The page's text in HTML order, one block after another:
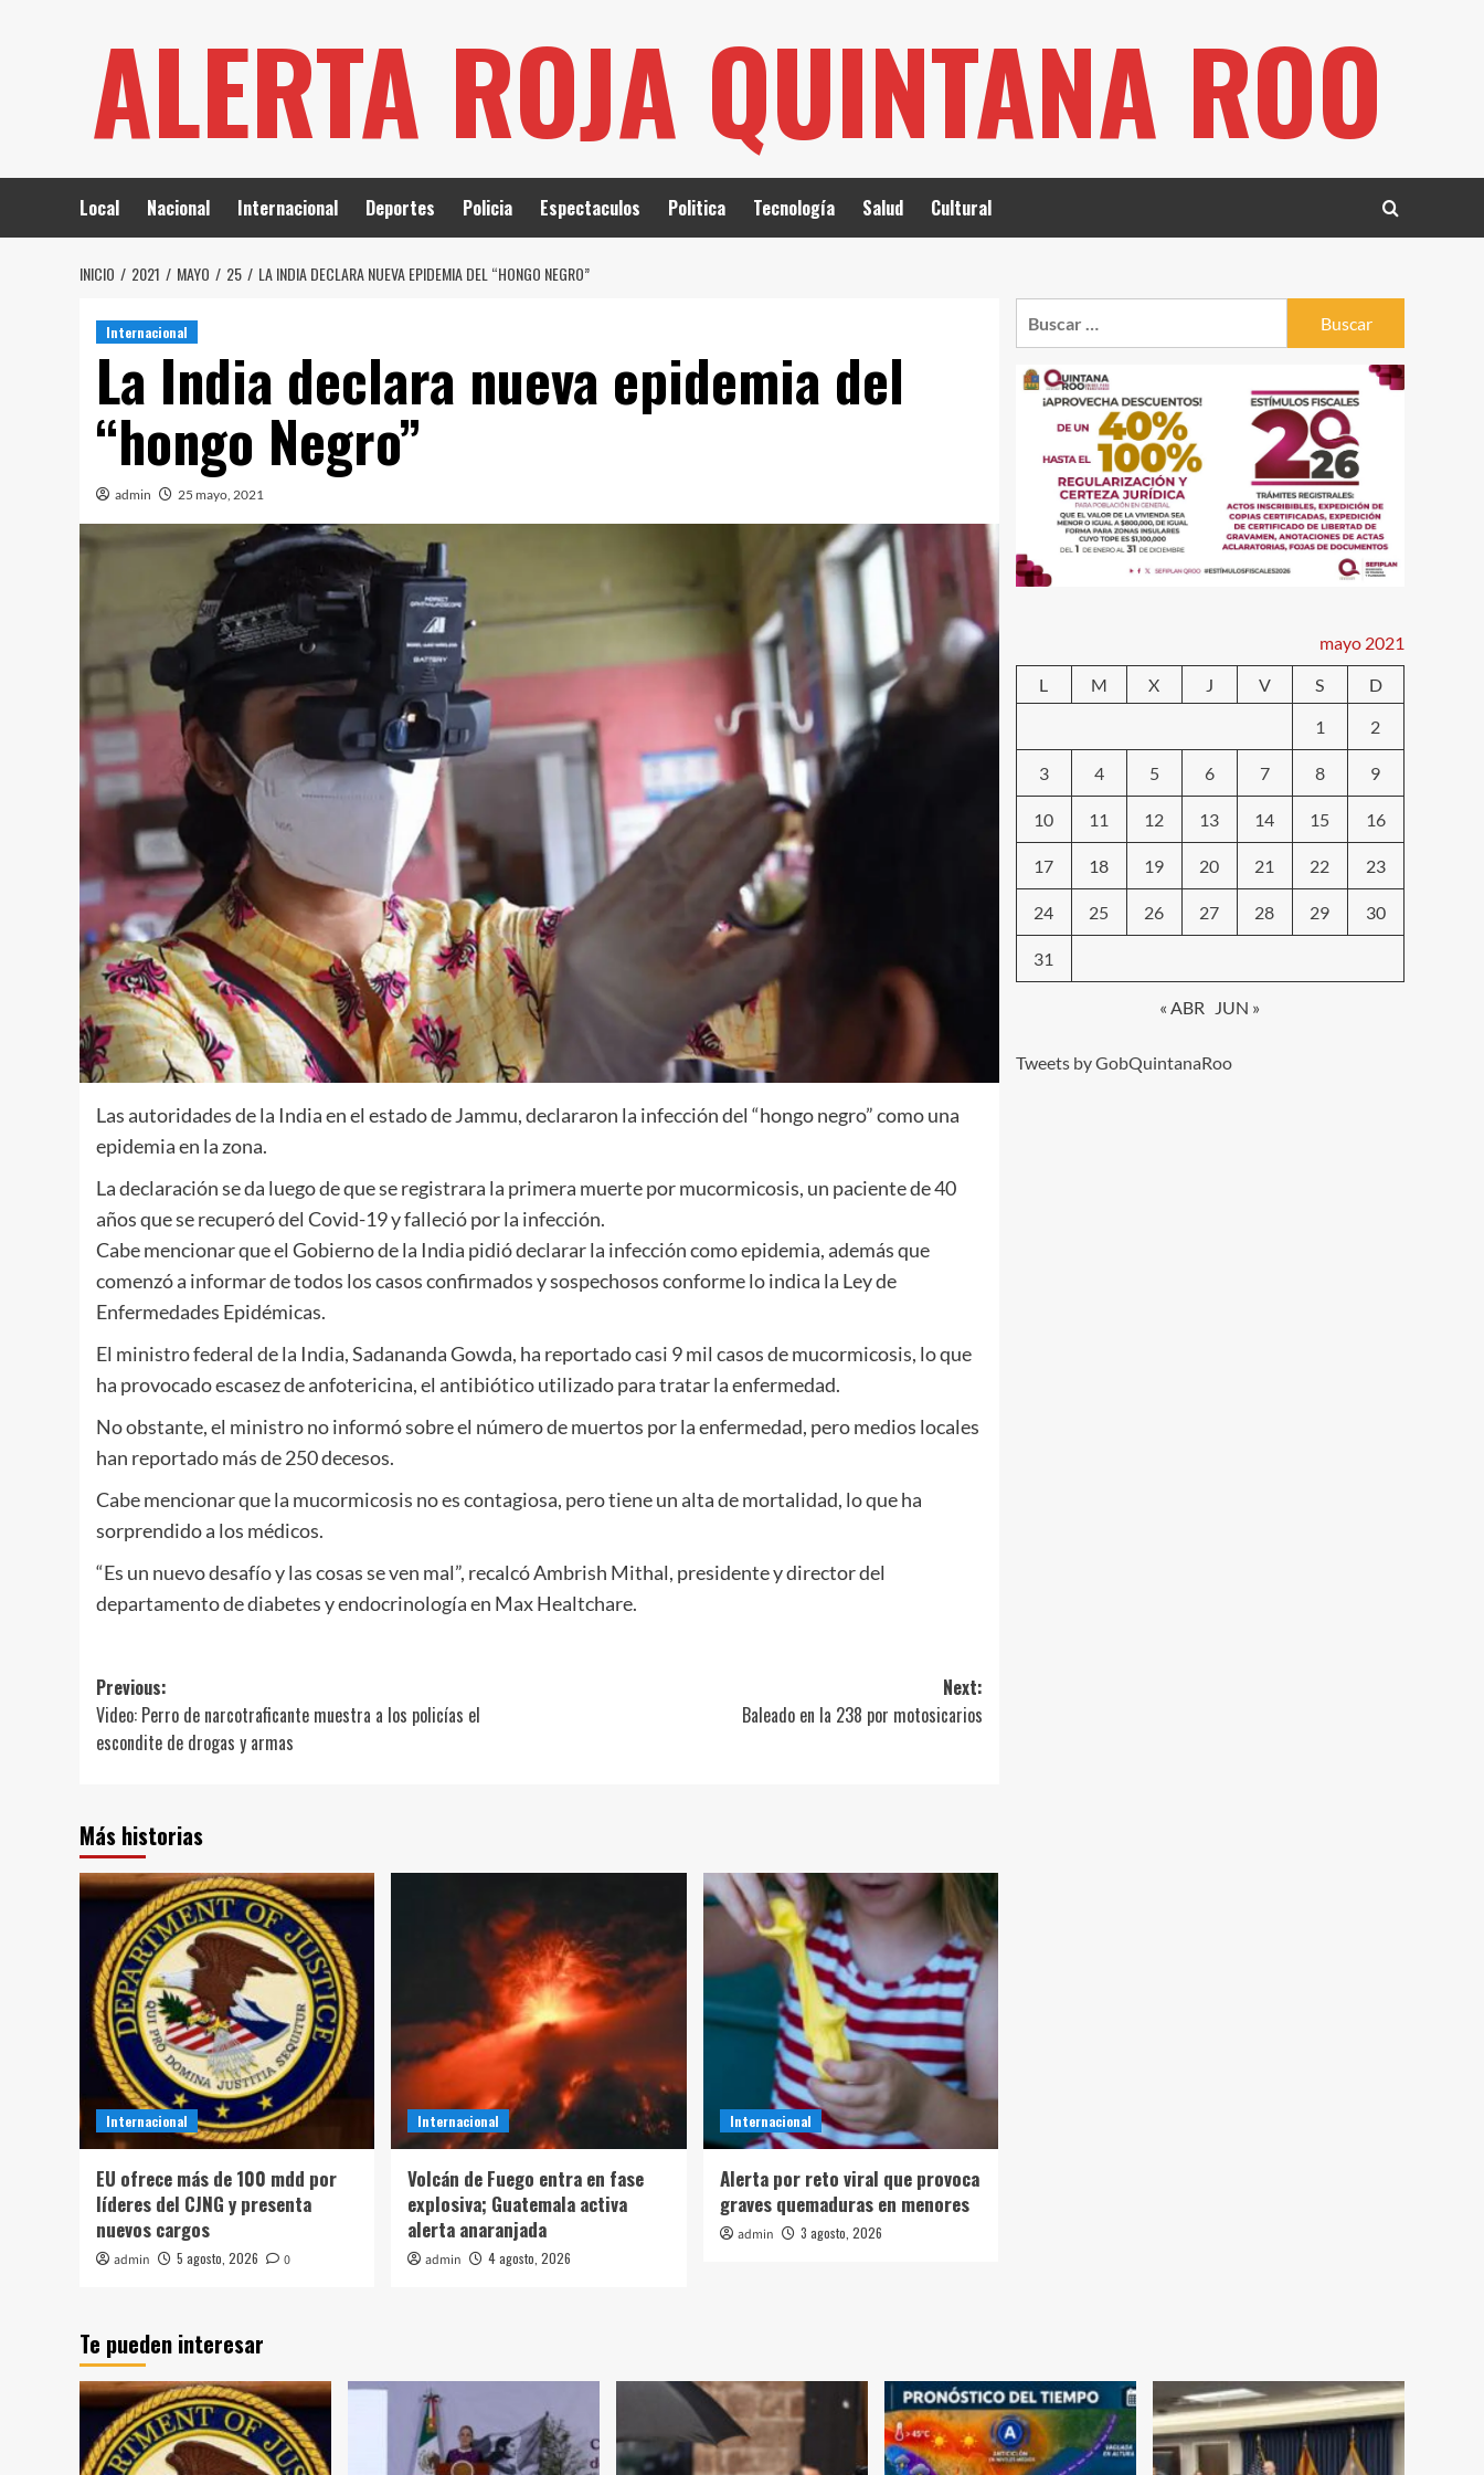
ALERTA ROJA QUINTANA ROO
Local Nacional Internacional Deportes Policia Espectaculos Politica Tecnología Salud Cultural
INICIO 2021 MAYO 25 LA INDIA DECLARA NUEVA EPIDEMIA DEL “HONGO NEGRO”
Internacional
La India declara nueva epidemia del
“hongo Negro”
admin 25 mayo, 2021
Las autoridades de la India en el estado de Jammu, declararon la infección del “hongo negro” como una
epidemia en la zona.
La declaración se da luego de que se registrara la primera muerte por mucormicosis, un paciente de 40
años que se recuperó del Covid-19 y falleció por la infección.
Cabe mencionar que el Gobierno de la India pidió declarar la infección como epidemia, además que
comenzó a informar de todos los casos confirmados y sospechosos conforme lo indica la Ley de
Enfermedades Epidémicas.
El ministro federal de la India, Sadananda Gowda, ha reportado casi 9 mil casos de mucormicosis, lo que
ha provocado escasez de anfotericina, el antibiótico utilizado para tratar la enfermedad.
No obstante, el ministro no informó sobre el número de muertos por la enfermedad, pero medios locales
han reportado más de 250 decesos.
Cabe mencionar que la mucormicosis no es contagiosa, pero tiene un alta de mortalidad, lo que ha
sorprendido a los médicos.
“Es un nuevo desafío y las cosas se ven mal”, recalcó Ambrish Mithal, presidente y director del
departamento de diabetes y endocrinología en Max Healtchare.
Post
navigation
Previous:
Video: Perro de narcotraficante muestra a los policías el
escondite de drogas y armas
Next:
Baleado en la 238 por motosicarios
Más historias
Internacional
EU ofrece más de 100 mdd por
líderes del CJNG y presenta
nuevos cargos
admin 5 agosto, 2026 0
Internacional
Volcán de Fuego entra en fase
explosiva; Guatemala activa
alerta anaranjada
admin 4 agosto, 2026
Internacional
Alerta por reto viral que provoca
graves quemaduras en menores
admin 3 agosto, 2026
mayo 2021
L
M X J V S
D
1
2
3 4 5 6 7 8 9
10 11 12 13 14 15 16
17 18 19 20 21 22 23
24 25 26 27 28 29 30
31
« ABR JUN »
Tweets by GobQuintanaRoo
Te pueden interesar